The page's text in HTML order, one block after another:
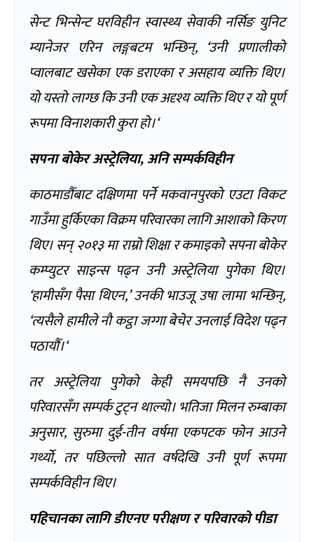
सेन्ट भिन्सेन्ट घरविहीन स्वास्थ्य सेवाकी नर्सिङ युनिट
म्यानेजर एरिन लङ्गबटम भन्छिन्, ‘उनी प्रणालीको
प्वालबाट खसेका एक डराएका र असहाय व्यक्ति थिए।
यो यस्तो लाग्छ कि उनी एक अदृश्य व्यक्ति थिएर यो पूर्ण
रूपमा विनाशकारी कुरा हो।‘
सपना बोकेर अस्ट्रेलिया,अनि सम्पर्कविहीन
काठमाडौँबाट दक्षिणमा पर्ने मकवानपुरको एउटा विकट
गाउँमा हुर्किएका विक्रम परिवारका लागि आशाको किरण
थिए। सन् २०१३ मा राम्रो शिक्षा र कमाइको सपना बोकेर
कम्प्युटर साइन्स पढ्न उनी अस्ट्रेलिया पुगेका थिए।
‘हामीसँग पैसा थिएन,’उनकी भाउजू उषा लामा भन्छिन्,
‘त्यसैले हामीले नौ कट्ठा जग्गा बेचेर उनलाई विदेश पढ्न
पठायौँ।‘
तर अस्ट्रेलिया पुगेको केही समयपछि नै उनको
परिवारसँग सम्पर्क टुट्न थाल्यो। भतिजा मिलन रुम्बाका
अनुसार, सुरुमा दुई-तीन वर्षमा एकपटक फोन आउने
गर्थ्यो, तर पछिल्लो सात वर्षदेखि उनी पूर्ण रूपमा
सम्पर्कविहीन थिए।
पहिचानका लागि डीएनए परीक्षण र परिवारको पीडा